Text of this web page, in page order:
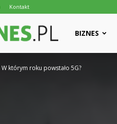
Kontakt
salesmachines.pl
BIZNES
W którym roku powstało 5G?